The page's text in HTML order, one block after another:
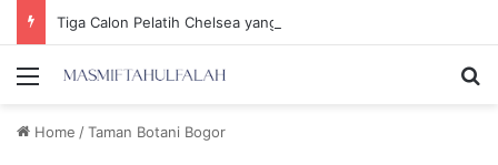
Menu
Home /Taman Botani Bogor